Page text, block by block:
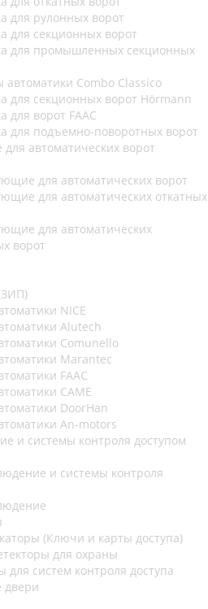
для рулонных ворот
для секционных ворот
для промышленных секционных
автоматики Combo Classico
для секционных ворот Hörmann
для ворот FAAC
для подъемно-поворотных ворот
автоматических ворот
для автоматических ворот
для автоматических откатных
для автоматических
ворот
NICE
Alutech
Comunello
Marantec
FAAC
CAME
DoorHan
An-motors
и системы контроля доступом
и системы контроля
(Ключи и карты доступа)
для охраны
для систем контроля доступа
двери